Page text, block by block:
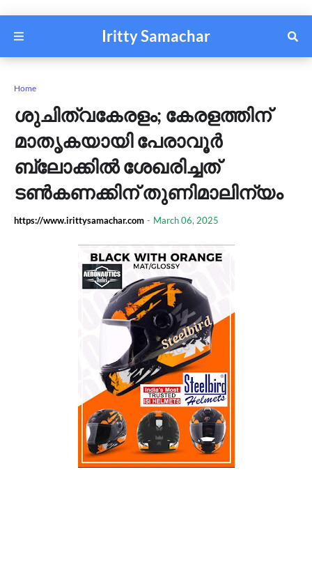
Iritty Samachar
Home
ശുചിത്വകേരളം; കേരളത്തിന്
മാതൃകയായി പേരാവൂർ
ബ്ലോക്കിൽ ശേഖരിച്ചത്
ടൺകണക്കിന് തുണിമാലിന്യം
https://www.irittysamachar.com - March 06, 2025